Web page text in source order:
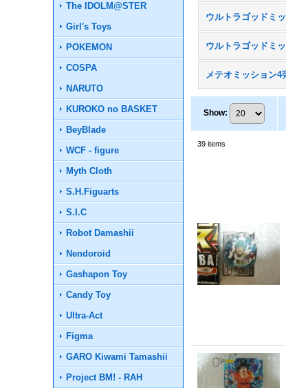
The IDOLM@STER
Girl's Toys
POKEMON
COSPA
NARUTO
KUROKO no BASKET
BeyBlade
WCF - figure
Myth Cloth
S.H.Figuarts
S.I.C
Robot Damashii
Nendoroid
Gashapon Toy
Candy Toy
Ultra-Act
Figma
GARO Kiwami Tamashii
Project BM! - RAH
Show:
39 items